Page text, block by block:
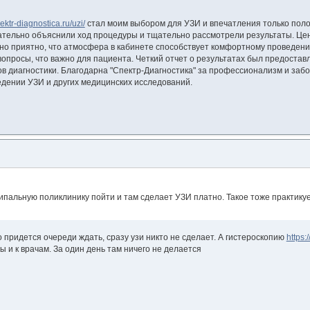
diagnostica.ru/uzi/стал моим выбором для УЗИ и впечатления только
объяснили ход процедуры и тщательно рассмотрели результаты.
приятно, что атмосфера в кабинете способствует комфортному
что важно для пациента. Четкий отчет о результатах был
диагностики. Благодарна "Спектр-Диагностика" за профессионализм и
УЗИ и других медицинских исследований.
поликлинику пойти и там сделает УЗИ платно. Такое тоже
очереди ждать, сразу узи никто не сделает. А гистероскопию
и к врачам. За один день там ничего не делается